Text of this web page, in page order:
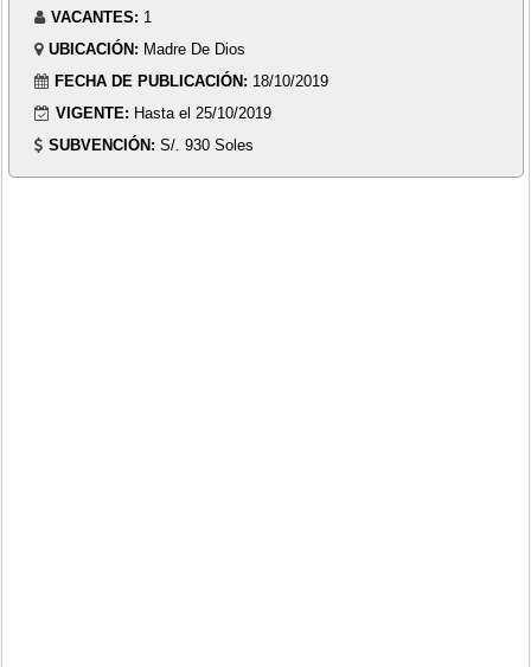
VACANTES: 1
UBICACIÓN: Madre De Dios
FECHA DE PUBLICACIÓN: 18/10/2019
VIGENTE: Hasta el 25/10/2019
SUBVENCIÓN: S/. 930 Soles